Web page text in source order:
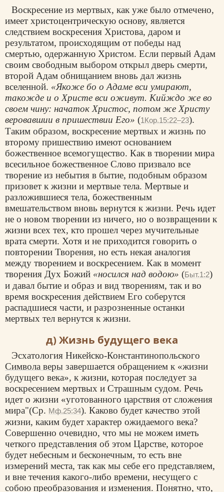
Воскресение из мертвых, как уже было отмечено,
имеет христоцентрическую основу, является
следствием воскресения Христова, даром и
результатом, происходящим от победы над
смертью, одержанную Христом. Если первый Адам
своим свободным выбором открыл дверь смерти,
второй Адам обнищанием вновь дал жизнь
вселенной. «Якоже бо о Адаме вси умирают,
такожде и о Христе вси оживут. Кийждо же во
своем чину: начаток Христос, потом же Христу
веровавшии в пришествии Его» (1Кор.15:22–23).
Таким образом, воскресение мертвых и жизнь по
второму пришествию имеют основанием
божественное всемогущество. Как в творении мира
всесильное божественное Слово призвало все
творение из небытия в бытие, подобным образом
призовет к жизни и мертвые тела. Мертвые и
разложившиеся тела, божественным
вмешательством вновь вернутся к жизни. Речь идет
не о новом творении из ничего, но о возвращении к
жизни всех тех, кто прошел через мучительные
врата смерти. Хотя и не приходится говорить о
повторении Творения, но есть некая аналогия
между творением и воскресением. Как в момент
творения Дух Божий «носился над водою» (Быт.1:2)
и давал бытие и образ и вид творениям, так и во
время воскресения действием Его соберутся
распадшиеся части, и разрозненные останки
мертвых тел вернутся к жизни.
д) Жизнь будущего века
Эсхатология Никейско-Константинопольского
Символа веры завершается обращением к «жизни
будущего века», к жизни, которая последует за
воскресением мертвых и Страшным судом. Речь
идет о жизни «уготованного царствия от сложения
мира"(Ср. Мф.25:34). Каково будет качество этой
жизни, каким будет характер ожидаемого века?
Совершенно очевидно, что мы не можем иметь
четкого представления об этом Царстве, которое
будет небесным и бесконечным, то есть вне
измерений места, так как мы себе его представляем,
и вне течения какого-либо времени, несущего с
собою преобразования и изменения. Понятно, что,